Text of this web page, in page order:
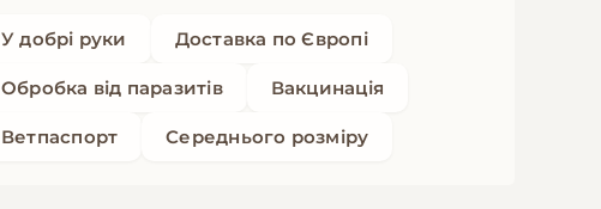
У добрі руки Доставка по Європі
Обробка від паразитів Вакцинація
Ветпаспорт Середнього розміру